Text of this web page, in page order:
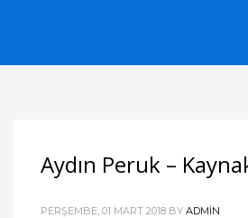
Aydın Peruk –
PERŞEMBE, 01 MART 2018 BY ADMIN